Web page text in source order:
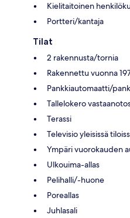
Kielitaitoinen
Portteri/kantaja
Tilat
2 rakennusta/tornia
Rakennettu vuonna
Pankkiautomaatti/
Tallelokero
Terassi
Televisio yleisissä
Ympäri vuorokauden
Ulkouima-allas
Pelihalli/-huone
Poreallas
Juhlasali